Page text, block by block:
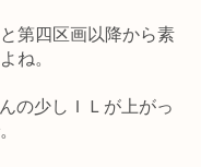
第四区画以降から素
ね。
の少しＩＬが上がっ